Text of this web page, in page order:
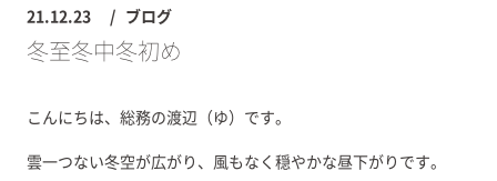
21.12.23 ブログ
冬至冬中冬初め
こんにちは、総務の渡辺（ゆ）です。
雲一つない冬空が広がり、風もなく穏やかな昼下がりです。